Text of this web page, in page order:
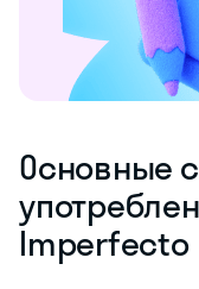
Основные
Imperfecto